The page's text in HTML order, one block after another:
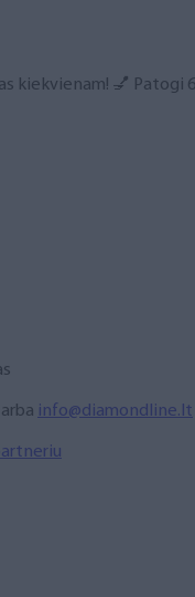
kiekvienam! 💅
arba info@diamondline.lt